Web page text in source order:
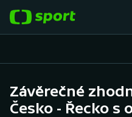
Hokej
Závěrečné
Česko - Řecko s